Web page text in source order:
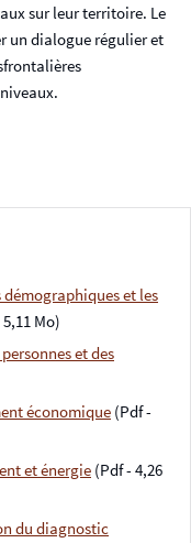
sur leur territoire. Le
un dialogue régulier et
et les
Mo)
et des
économique (Pdf -
et énergie (Pdf - 4,26
du diagnostic